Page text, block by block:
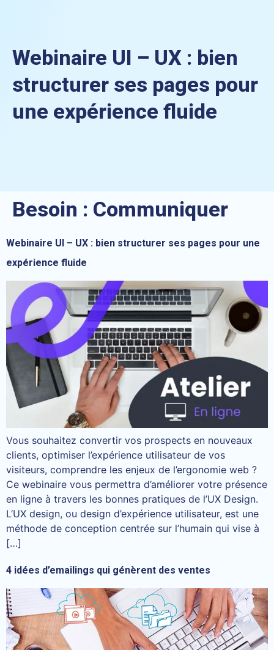
Webinaire UI – UX : bien
structurer ses pages pour
une expérience fluide
Besoin : Communiquer
Webinaire UI – UX : bien structurer ses pages pour une
expérience fluide
Vous souhaitez convertir vos prospects en nouveaux
clients, optimiser l’expérience utilisateur de vos
visiteurs, comprendre les enjeux de l’ergonomie web ?
Ce webinaire vous permettra d’améliorer votre présence
en ligne à travers les bonnes pratiques de l’UX Design.
L‘UX design, ou design d’expérience utilisateur, est une
méthode de conception centrée sur l’humain qui vise à
[…]
4 idées d’emailings qui génèrent des ventes